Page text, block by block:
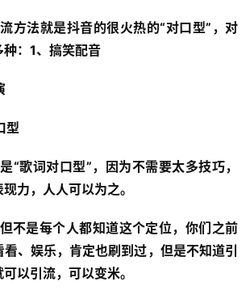
方法就是抖音的很火热的“对口型”，对
： 1、搞笑配音
型
“歌词对口型”，因为不需要太多技巧，
力，人人可以为之。
不是每个人都知道这个定位，你们之前
、娱乐，肯定也刷到过，但是不知道引
以引流，可以变米。